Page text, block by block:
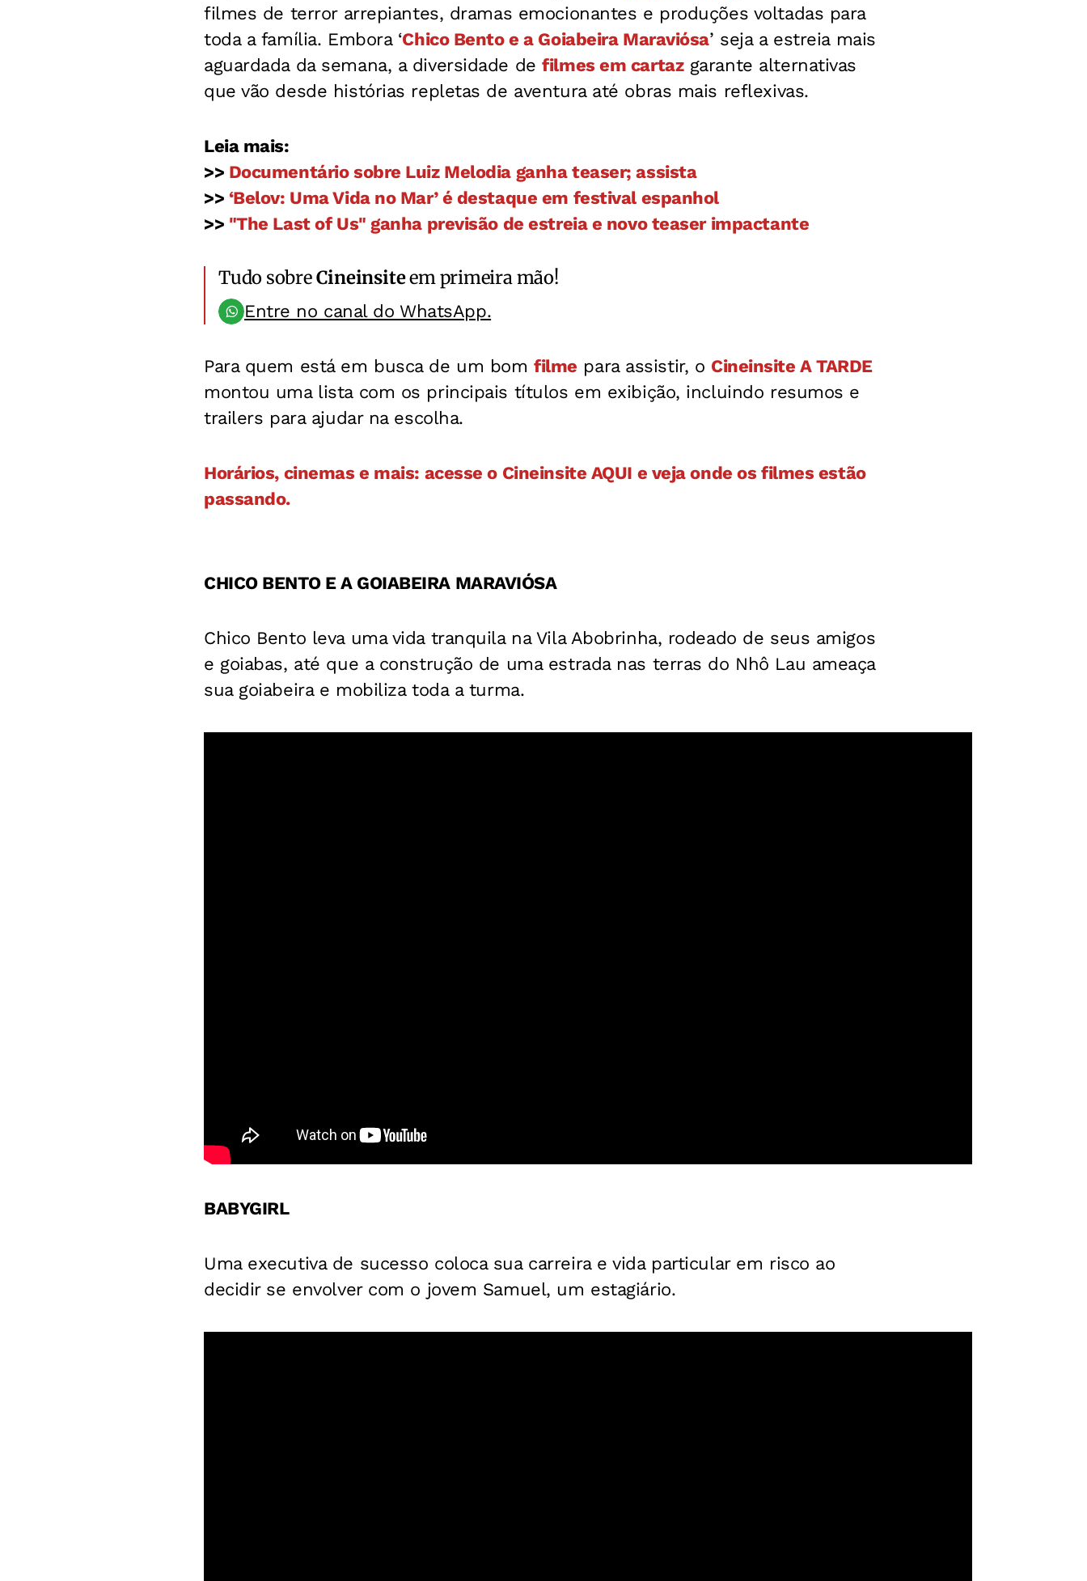
filmes de terror arrepiantes, dramas emocionantes e produções voltadas para
toda a família. Embora ‘Chico Bento e a Goiabeira Maraviósa’ seja a estreia mais
aguardada da semana, a diversidade defilmes em cartazgarante alternativas
que vão desde histórias repletas de aventura até obras mais reflexivas.
Leia mais:
>> Documentário sobre Luiz Melodia ganha teaser; assista
>> ‘Belov: Uma Vida no Mar’ é destaque em festival espanhol
>> "The Last of Us" ganha previsão de estreia e novo teaser impactante
Tudo sobreCineinsiteem primeira mão!
Entre no canal do WhatsApp.
Para quem está em busca de um bomfilme para assistir, o Cineinsite A TARDE
montou uma lista com os principais títulos em exibição, incluindo resumos e
trailers para ajudar na escolha.
Horários, cinemas e mais: acesse o Cineinsite AQUI e veja onde os filmes estão
passando.
CHICO BENTO E A GOIABEIRA MARAVIÓSA
Chico Bento leva uma vida tranquila na Vila Abobrinha, rodeado de seus amigos
e goiabas, até que a construção de uma estrada nas terras do Nhô Lau ameaça
sua goiabeira e mobiliza toda a turma.
BABYGIRL
Uma executiva de sucesso coloca sua carreira e vida particular em risco ao
decidir se envolver com o jovem Samuel, um estagiário.